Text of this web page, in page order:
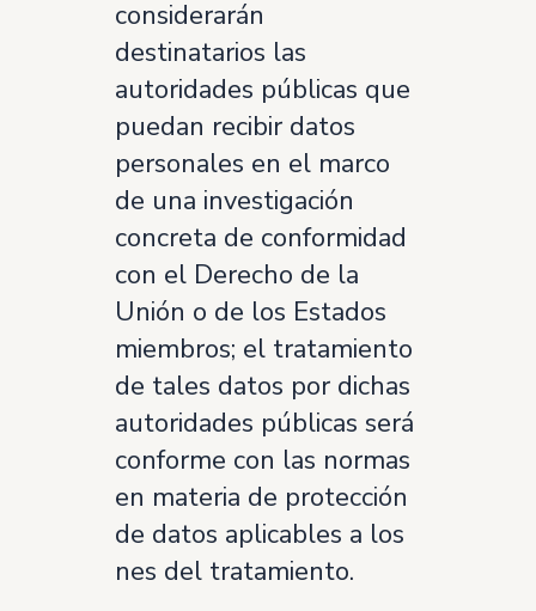
considerarán
destinatarios las
autoridades públicas que
puedan recibir datos
personales en el marco
de una investigación
concreta de conformidad
con el Derecho de la
Unión o de los Estados
miembros; el tratamiento
de tales datos por dichas
autoridades públicas será
conforme con las normas
en materia de protección
de datos aplicables a los
nes del tratamiento.